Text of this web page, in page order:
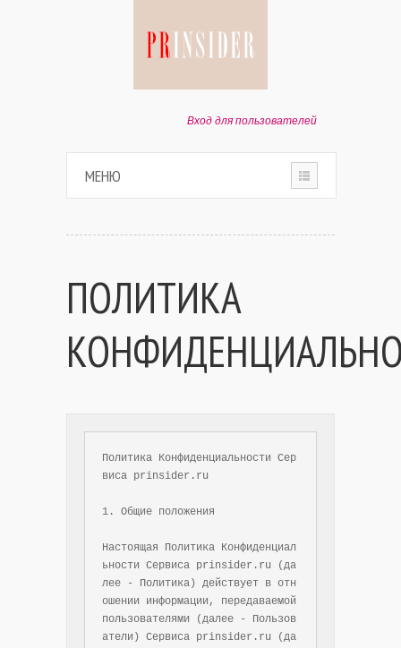
Вход для пользователей
МЕНЮ
ПАРТНЕРАМ
КОНТАКТЫ
ПОЛИТИКА
Политика Конфиденциальности Сер
виса prinsider.ru
1. Общие положения
Настоящая Политика Конфиденциал
ьности Сервиса prinsider.ru (да
лее - Политика) действует в отн
ошении информации, передаваемой
пользователями (далее - Пользов
атели) Сервиса prinsider.ru (да